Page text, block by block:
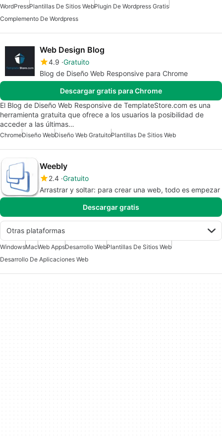
WordPressPlantillas De Sitios WebPlugin De Wordpress Gratis
Complemento De Wordpress
Web Design Blog
4.9 Gratuito
Blog de Diseño Web Responsive para Chrome
Descargar gratis para Chrome
El Blog de Diseño Web Responsive de TemplateStore.com es una
herramienta gratuita que ofrece a los usuarios la posibilidad de
acceder a las últimas…
ChromeDiseño WebDiseño Web GratuitoPlantillas De Sitios Web
Weebly
2.4 Gratuito
Arrastrar y soltar: para crear una web, todo es empezar
Descargar gratis
Otras plataformas
WindowsMacWeb AppsDesarrollo WebPlantillas De Sitios Web
Desarrollo De Aplicaciones Web